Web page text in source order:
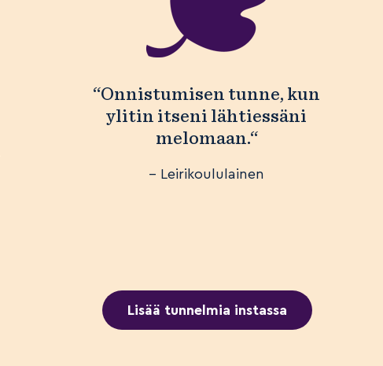
“Onnistumisen tunne, kun
ylitin itseni lähtiessäni
melomaan.“
– Leirikoululainen
Lisää tunnelmia instassa